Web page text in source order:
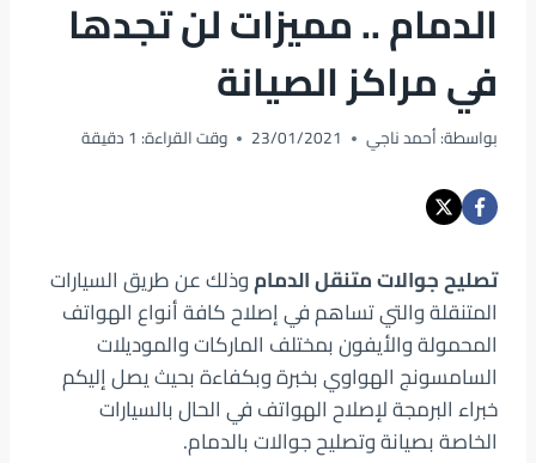
الدمام .. مميزات لن تجدها
في مراكز الصيانة
بواسطة:أحمد ناجي 23/01/2021 وقت القراءة: 1دقيقة
تصليح جوالات متنقل الدماموذلك عن طريق السيارات
المتنقلة والتي تساهم في إصلاح كافة أنواع الهواتف
المحمولة والأيفون بمختلف الماركات والموديلات
السامسونج الهواوي بخبرة وبكفاءة بحيث يصل إليكم
خبراء البرمجة لإصلاح الهواتف في الحال بالسيارات
الخاصة بصيانة وتصليح جوالات بالدمام.